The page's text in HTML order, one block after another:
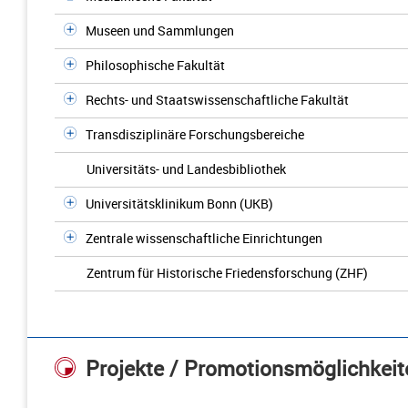
Museen und Sammlungen
Philosophische Fakultät
Rechts- und Staatswissenschaftliche Fakultät
Transdisziplinäre Forschungsbereiche
Universitäts- und Landesbibliothek
Universitätsklinikum Bonn (UKB)
Zentrale wissenschaftliche Einrichtungen
Zentrum für Historische Friedensforschung (ZHF)
Projekte /